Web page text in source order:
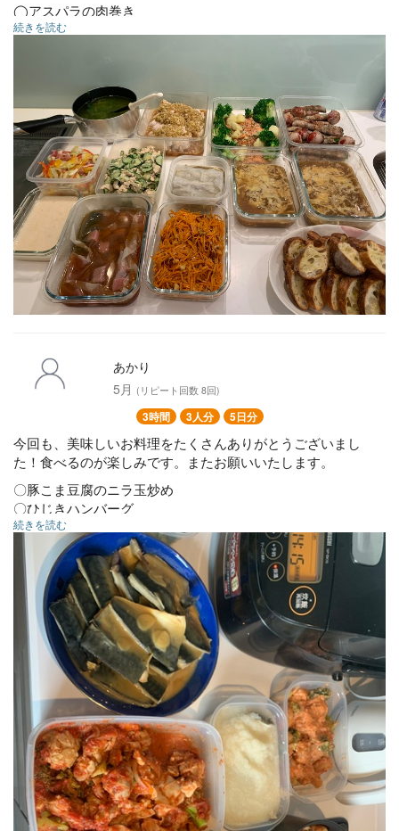
◯アスパラの肉巻き
◯旨辛よだれ鶏
◯きゅうりとささみのごまだれ
◯にんじんとナッツのサラダ
◯セロリの生ハムマリネ
◯茄子のお浸し
◯オニオンスープグラタン
続きを読む
あかり
5月 (リピート回数 8回)
3時間 3人分 5日分
今回も、美味しいお料理をたくさんありがとうございまし
た！食べるのが楽しみです。またお願いいたします。
〇豚こま豆腐のニラ玉炒め
〇ひじきハンバーグ
〇鳥肉のトマト煮
〇鱈のみぞれ煮
〇鯖の味噌煮
◯もちもちチヂミ
◯海老マヨ
◯野菜スープ
〇さつま揚げと筍煮
〇ほうれん草としめじのポン酢和え
〇セロリとツナのナムル
〇アスパラとベーコンのにんにく炒め
◯砂肝とほうれん草の塩昆布和え
◯セロリの浅漬け
続きを読む